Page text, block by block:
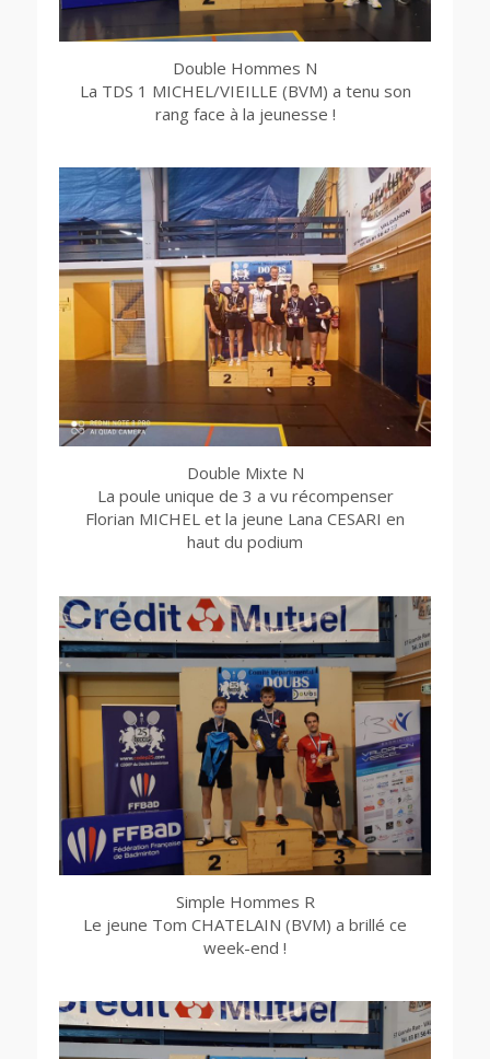
Double Hommes N
La TDS 1 MICHEL/VIEILLE (BVM) a tenu son
rang face à la jeunesse !
Double Mixte N
La poule unique de 3 a vu récompenser
Florian MICHEL et la jeune Lana CESARI en
haut du podium
Simple Hommes R
Le jeune Tom CHATELAIN (BVM) a brillé ce
week-end !